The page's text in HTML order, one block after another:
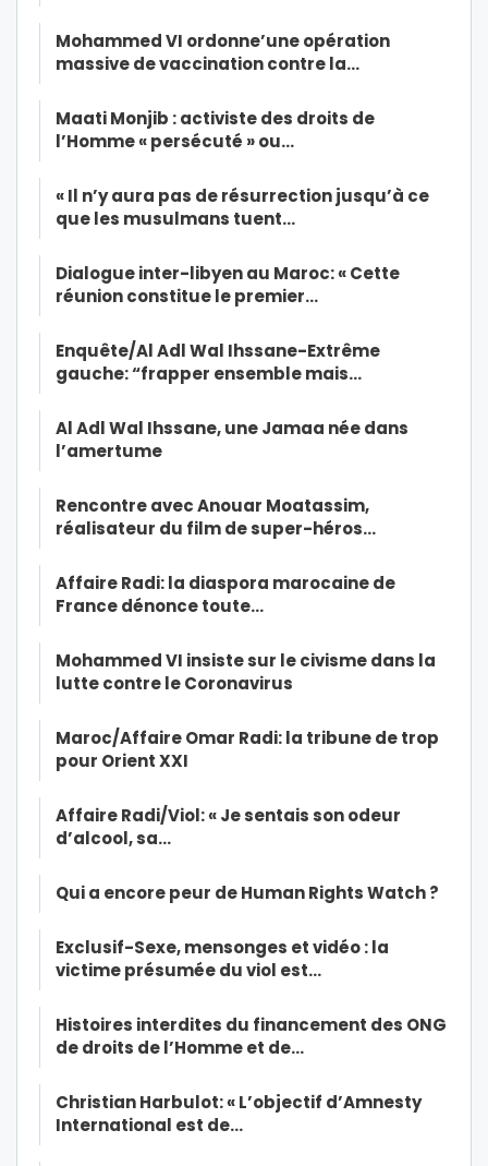
Mohammed VI ordonne’une opération
massive de vaccination contre la…
Maati Monjib : activiste des droits de
l’Homme « persécuté » ou…
« Il n’y aura pas de résurrection jusqu’à ce
que les musulmans tuent…
Dialogue inter-libyen au Maroc: « Cette
réunion constitue le premier…
Enquête/Al Adl Wal Ihssane-Extrême
gauche: “frapper ensemble mais…
Al Adl Wal Ihssane, une Jamaa née dans
l’amertume
Rencontre avec Anouar Moatassim,
réalisateur du film de super-héros…
Affaire Radi: la diaspora marocaine de
France dénonce toute…
Mohammed VI insiste sur le civisme dans la
lutte contre le Coronavirus
Maroc/Affaire Omar Radi: la tribune de trop
pour Orient XXI
Affaire Radi/Viol: « Je sentais son odeur
d’alcool, sa…
Qui a encore peur de Human Rights Watch ?
Exclusif-Sexe, mensonges et vidéo : la
victime présumée du viol est…
Histoires interdites du financement des ONG
de droits de l’Homme et de…
Christian Harbulot: « L’objectif d’Amnesty
International est de…